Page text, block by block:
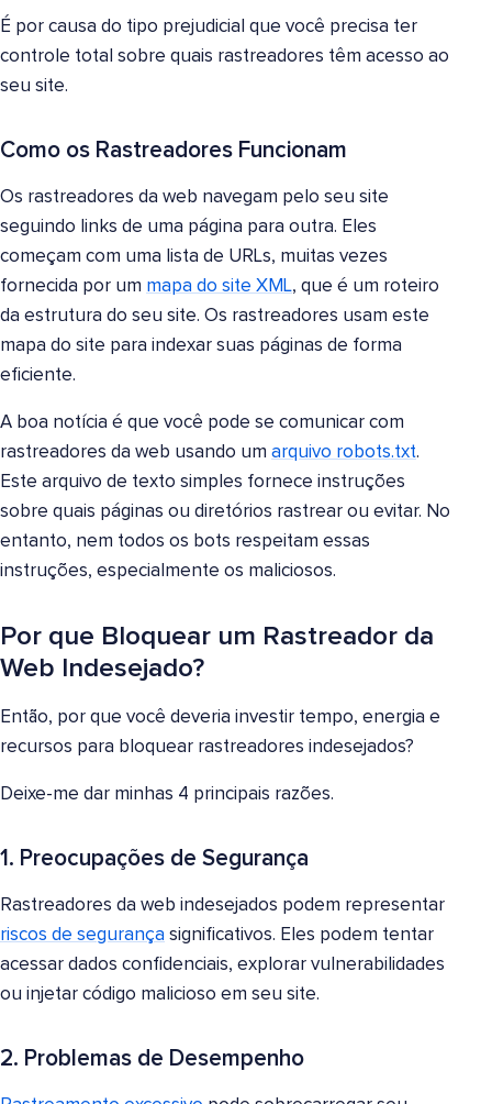
É por causa do tipo prejudicial que você precisa ter
controle total sobre quais rastreadores têm acesso ao
seu site.
Como os Rastreadores Funcionam
Os rastreadores da web navegam pelo seu site
seguindo links de uma página para outra. Eles
começam com uma lista de URLs, muitas vezes
fornecida por um mapa do site XML, que é um roteiro
da estrutura do seu site. Os rastreadores usam este
mapa do site para indexar suas páginas de forma
eficiente.
A boa notícia é que você pode se comunicar com
rastreadores da web usando um arquivo robots.txt.
Este arquivo de texto simples fornece instruções
sobre quais páginas ou diretórios rastrear ou evitar. No
entanto, nem todos os bots respeitam essas
instruções, especialmente os maliciosos.
Por que Bloquear um Rastreador da
Web Indesejado?
Então, por que você deveria investir tempo, energia e
recursos para bloquear rastreadores indesejados?
Deixe-me dar minhas 4 principais razões.
1. Preocupações de Segurança
Rastreadores da web indesejados podem representar
riscos de segurança significativos. Eles podem tentar
acessar dados confidenciais, explorar vulnerabilidades
ou injetar código malicioso em seu site.
2. Problemas de Desempenho